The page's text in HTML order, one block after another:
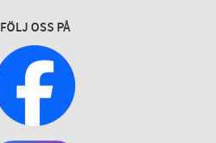
FÖLJ OSS PÅ